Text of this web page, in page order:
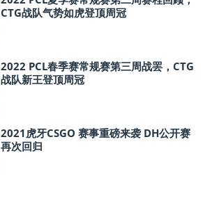
CTG战队气势如虎登顶周冠
2022 PCL春季赛常规赛第三周战罢，CTG
战队新王登顶周冠
2021虎牙CSGO 赛事重磅来袭 DH公开赛
再次回归